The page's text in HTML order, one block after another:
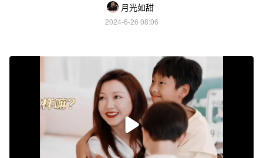
月光如甜
2024-6-26 08:06